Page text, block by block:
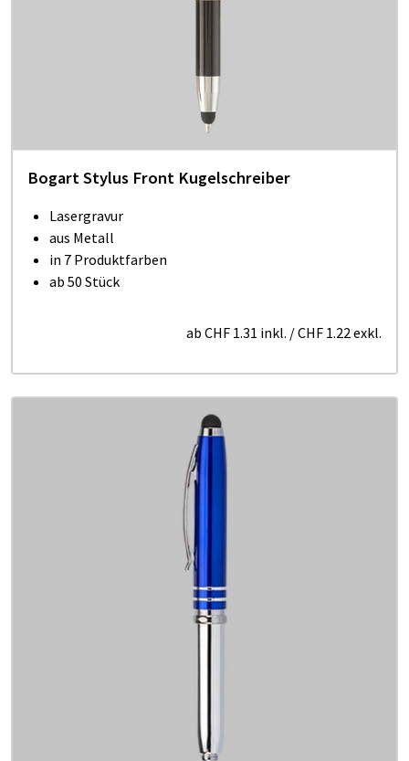
Bogart Stylus Front Kugelschreiber
Lasergravur
aus Metall
in 7 Produktfarben
ab 50 Stück
ab CHF 1.31 inkl. /CHF 1.22exkl.